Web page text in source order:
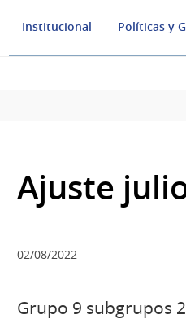
Institucional Políticas y
Ajuste
02/08/2022
Grupo 9 subgrupos